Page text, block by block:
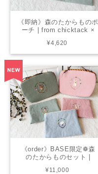
《即納》森のたからものポ
ーチ | from chicktack ×
¥4,620
《order》BASE限定❁森
のたからものセット |
¥11,000